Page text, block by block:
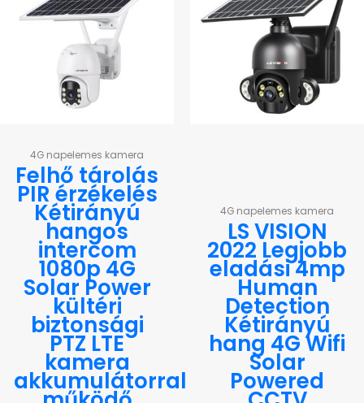
4G napelemes kamera
Felhő tárolás
PIR érzékelés
Kétirányú
hangos
intercom
1080p 4G
Solar Power
kültéri
biztonsági
PTZ LTE
kamera
akkumulátorral
4G napelemes kamera
LS VISION
2022 Legjobb
eladási 4mp
Human
Detection
Kétirányú
hang 4G Wifi
Solar
Powered